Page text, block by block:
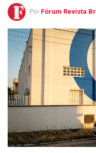
Por Fórum Revista